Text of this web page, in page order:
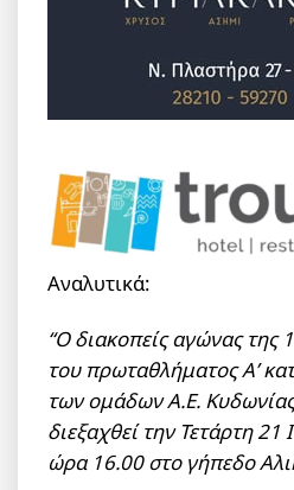
Αναλυτικά:
“Ο διακοπείς αγώνας της
του πρωταθλήματος Α’
των ομάδων Α.Ε.
διεξαχθεί την Τετάρτη
ώρα 16.00 στο γήπεδο